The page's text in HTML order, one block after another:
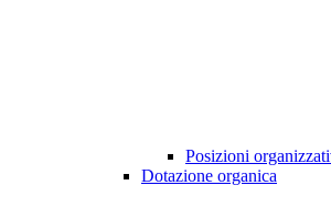
Posizioni
Dotazione organica